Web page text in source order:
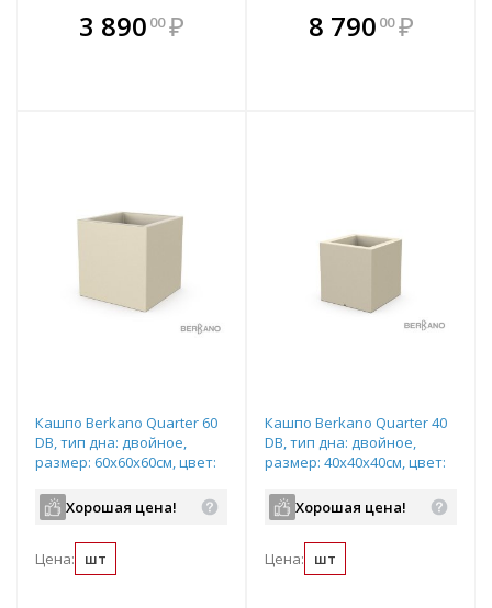
3 890 00 ₽
В комплекте
всегда выгоднее!
В комплекте
всегда выгоднее!
8 790 00 ₽
Кашпо Berkano Quarter 60
DB, тип дна: двойное,
размер: 60x60x60см, цвет:
Хорошая цена!
Цена: шт
Кашпо Berkano Quarter 40
DB, тип дна: двойное,
размер: 40x40x40см, цвет:
Хорошая цена!
Цена: шт